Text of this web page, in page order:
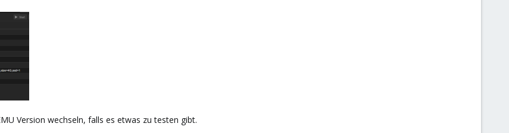
Version wechseln, falls es etwas zu testen gibt.